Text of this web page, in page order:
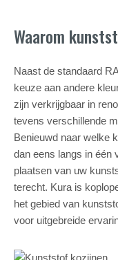
Waarom
Naast de standaard
keuze aan andere
zijn verkrijgbaar in
tevens verschillende
Benieuwd naar welke
dan eens langs in één
plaatsen van uw
terecht. Kura is
het gebied van
voor uitgebreide